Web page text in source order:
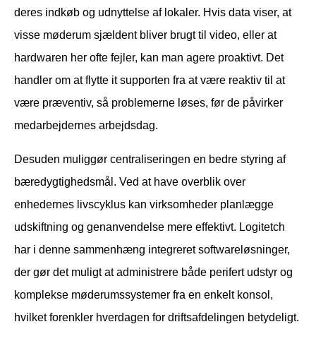
deres indkøb og udnyttelse af lokaler. Hvis data viser, at
visse møderum sjældent bliver brugt til video, eller at
hardwaren her ofte fejler, kan man agere proaktivt. Det
handler om at flytte it supporten fra at være reaktiv til at
være præventiv, så problemerne løses, før de påvirker
medarbejdernes arbejdsdag.
Desuden muliggør centraliseringen en bedre styring af
bæredygtighedsmål. Ved at have overblik over
enhedernes livscyklus kan virksomheder planlægge
udskiftning og genanvendelse mere effektivt. Logitetch
har i denne sammenhæng integreret softwareløsninger,
der gør det muligt at administrere både perifert udstyr og
komplekse møderumssystemer fra en enkelt konsol,
hvilket forenkler hverdagen for driftsafdelingen betydeligt.